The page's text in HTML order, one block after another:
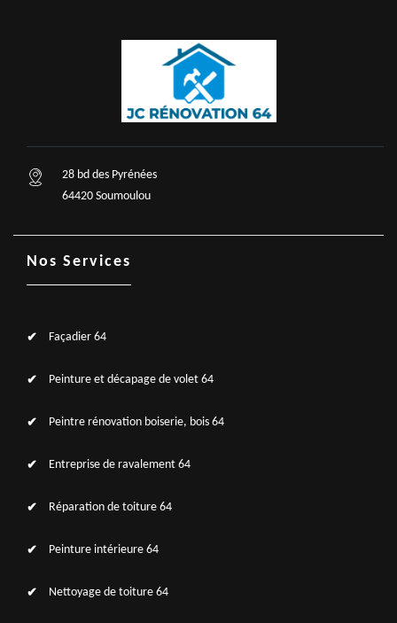
28 bd des Pyrénées
64420 Soumoulou
Nos Services
Façadier 64
Peinture et décapage de volet 64
Peintre rénovation boiserie, bois 64
Entreprise de ravalement 64
Réparation de toiture 64
Peinture intérieure 64
Nettoyage de toiture 64